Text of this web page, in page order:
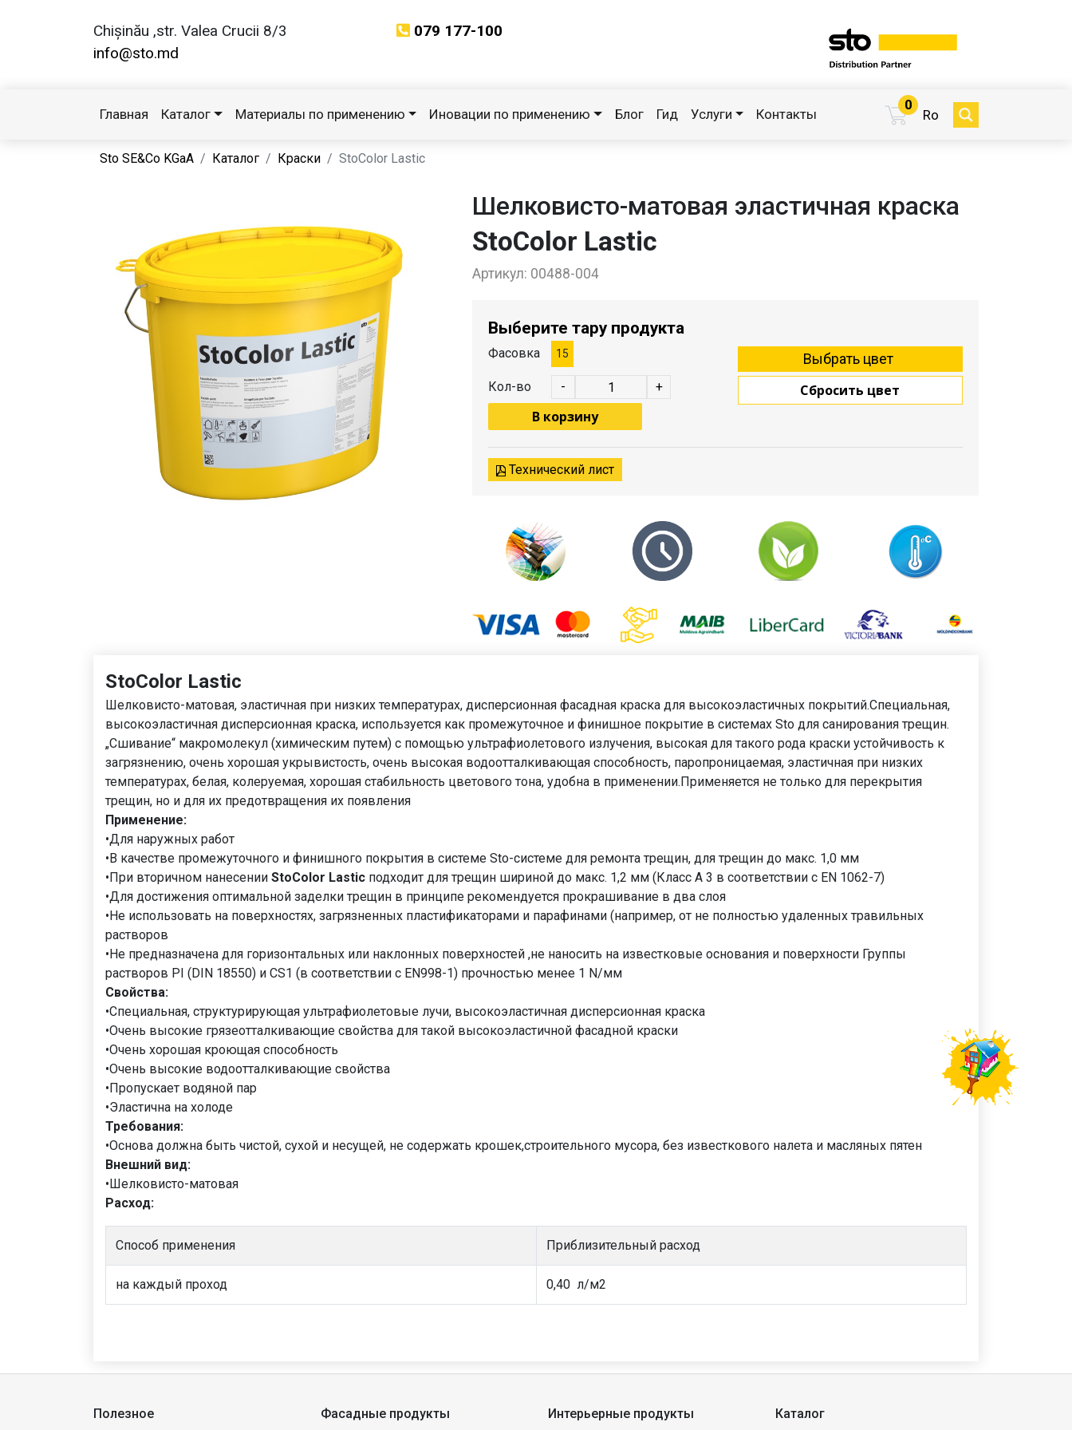
Chișinău ,str. Valea Crucii 8/3
info@sto.md
079 177-100
Главная Каталог Материалы по применению Иновации по применению Блог Гид Услуги Контакты
0
Ro
Sto SE&Co KGaA Каталог Краски StoColor Lastic
Шелковисто-матовая эластичная краска
StoColor Lastic
Артикул: 00488-004
Выберите тару продукта
Фасовка 15
Кол-во - +
В корзину
Сбросить цвет
Технический лист
StoColor Lastic
Шелковисто-матовая, эластичная при низких температурах, дисперсионная фасадная краска для высокоэластичных покрытий.Специальная,
высокоэластичная дисперсионная краска, используется как промежуточное и финишное покрытие в системах Sto для санирования трещин.
„Сшивание“ макромолекул (химическим путем) с помощью ультрафиолетового излучения, высокая для такого рода краски устойчивость к
загрязнению, очень хорошая укрывистость, очень высокая водоотталкивающая способность, паропроницаемая, эластичная при низких
температурах, белая, колеруемая, хорошая стабильность цветового тона, удобна в применении.Применяется не только для перекрытия
трещин, но и для их предотвращения их появления
Применение:
•Для наружных работ
•В качестве промежуточного и финишного покрытия в системе Sto-системе для ремонта трещин, для трещин до макс. 1,0 мм
•При вторичном нанесении StoColor Lastic подходит для трещин шириной до макс. 1,2 мм (Класс А 3 в соответствии с EN 1062-7)
•Для достижения оптимальной заделки трещин в принципе рекомендуется прокрашивание в два слоя
•Не использовать на поверхностях, загрязненных пластификаторами и парафинами (например, от не полностью удаленных травильных
растворов
•Не предназначена для горизонтальных или наклонных поверхностей ,не наносить на известковые основания и поверхности Группы
растворов PI (DIN 18550) и CS1 (в соответствии с EN998-1) прочностью менее 1 N/мм
Свойства:
•Специальная, структурирующая ультрафиолетовые лучи, высокоэластичная дисперсионная краска
•Очень высокие грязеотталкивающие свойства для такой высокоэластичной фасадной краски
•Очень хорошая кроющая способность
•Очень высокие водоотталкивающие свойства
•Пропускает водяной пар
•Эластична на холоде
Требования:
•Основа должна быть чистой, сухой и несущей, не содержать крошек,строительного мусора, без известкового налета и масляных пятен
Внешний вид:
•Шелковисто-матовая
Расход:
Способ применения Приблизительный расход
на каждый проход 0,40 л/м2
Полезное Фасадные продукты Интерьерные продукты Каталог